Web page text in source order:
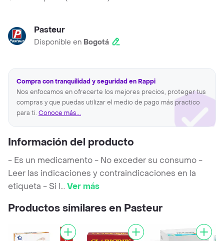
Pasteur
Disponible en Bogotá
Compra con tranquilidad y seguridad en Rappi
Nos enfocamos en ofrecerte los mejores precios, proteger tus
compras y que puedas utilizar el medio de pago más practico
para ti. Conoce más...
Información del producto
- Es un medicamento - No exceder su consumo -
Leer las indicaciones y contraindicaciones en la
etiqueta - Si l...Ver más
Productos similares en Pasteur